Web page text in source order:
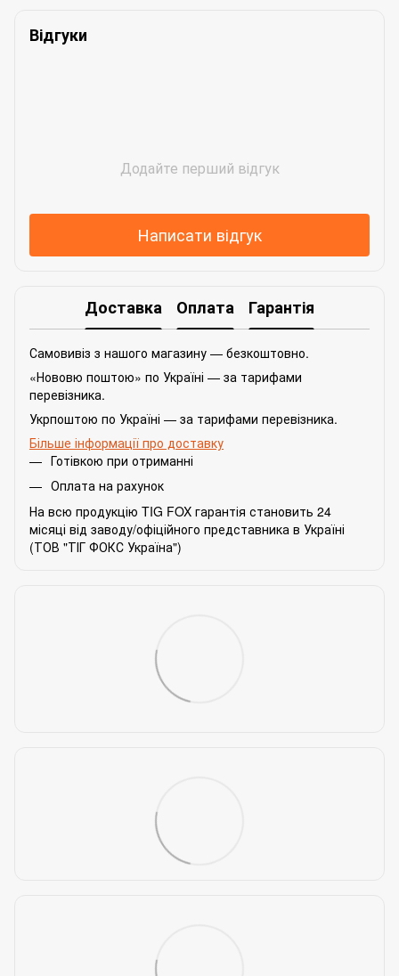
Відгуки
Додайте перший відгук
Написати відгук
Доставка Оплата Гарантія
Самовивіз з нашого магазину — безкоштовно.
«Нововю поштою» по Україні — за тарифами
перевізника.
Укрпоштою по Україні — за тарифами перевізника.
Більше інформації про доставку
Готівкою при отриманні
Оплата на рахунок
На всю продукцію TIG FOX гарантія становить 24
місяці від заводу/офіційного представника в Україні
(ТОВ "ТІГ ФОКС Україна")